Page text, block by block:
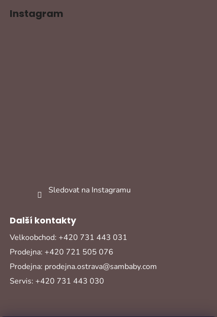
Instagram
Sledovat na Instagramu
Další kontakty
Velkoobchod: +420 731 443 031
Prodejna: +420 721 505 076
Prodejna: prodejna.ostrava@sambaby.com
Servis: +420 731 443 030